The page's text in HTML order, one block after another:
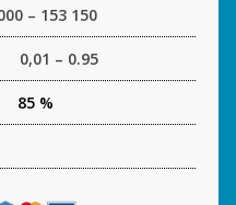
– 153 150
0,01 – 0.95
85 %